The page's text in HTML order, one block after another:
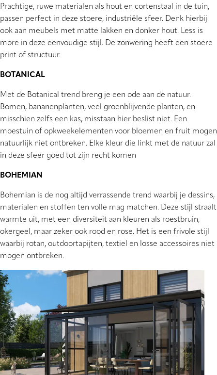
Prachtige, ruwe materialen als hout en cortenstaal in de tuin,
passen perfect in deze stoere, industriële sfeer. Denk hierbij
ook aan meubels met matte lakken en donker hout. Less is
more in deze eenvoudige stijl. De zonwering heeft een stoere
print of structuur.
BOTANICAL
Met de Botanical trend breng je een ode aan de natuur.
Bomen, bananenplanten, veel groenblijvende planten, en
misschien zelfs een kas, misstaan hier beslist niet. Een
moestuin of opkweekelementen voor bloemen en fruit mogen
natuurlijk niet ontbreken. Elke kleur die linkt met de natuur zal
in deze sfeer goed tot zijn recht komen
BOHEMIAN
Bohemian is de nog altijd verrassende trend waarbij je dessins,
materialen en stoffen ten volle mag matchen. Deze stijl straalt
warmte uit, met een diversiteit aan kleuren als roestbruin,
okergeel, maar zeker ook rood en rose. Het is een frivole stijl
waarbij rotan, outdoortapijten, textiel en losse accessoires niet
mogen ontbreken.